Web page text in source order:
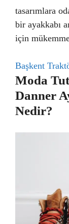
tasarımlara
bir ayakkabı
için
Başkent
Moda
Danner
Nedir?